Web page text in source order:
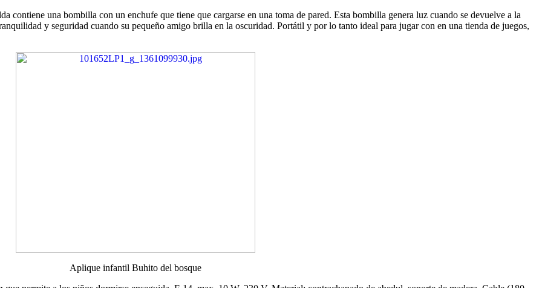
contiene una bombilla con un enchufe que tiene que cargarse en una toma de pared. Esta bombilla genera luz cuando se devuelve a la
y seguridad cuando su pequeño amigo brilla en la oscuridad. Portátil y por lo tanto ideal para jugar con en una tienda de juegos,
Aplique infantil Buhito del bosque